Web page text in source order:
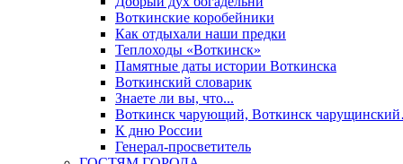
Воткинские коробейники
Как отдыхали наши предки
Теплоходы «Воткинск»
Памятные даты истории Воткинска
Воткинский словарик
Знаете ли вы, что...
Воткинск чарующий, Воткинск
К дню России
Генерал-просветитель